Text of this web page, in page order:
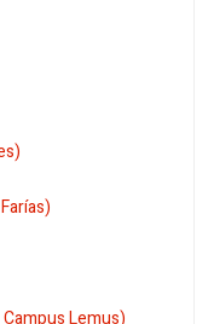
Lemus)